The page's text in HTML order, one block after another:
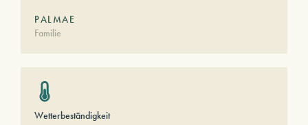
PALMAE
Familie
Wetterbeständigkeit